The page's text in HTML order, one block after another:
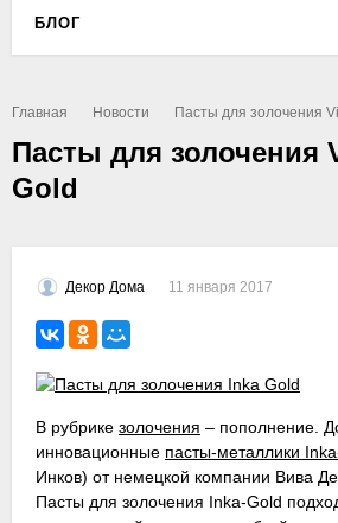
Главная Новости Пасты для золочения
Пасты для золочения
Gold
Декор Дома 11 января 2017
В рубрике золочения – пополнение.
инновационные пасты-металлики
Инков) от немецкой компании Вива
Пасты для золочения Inka-Gold
БЛОГ